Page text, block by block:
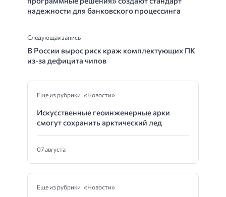
надежности для банковского процессинга
Следующая запись
В России вырос риск краж комплектующих ПК
из-за дефицита чипов
Еще из рубрики «Новости»
Искусственные геоинженерные арки
смогут сохранить арктический лед
07 августа
Еще из рубрики «Новости»